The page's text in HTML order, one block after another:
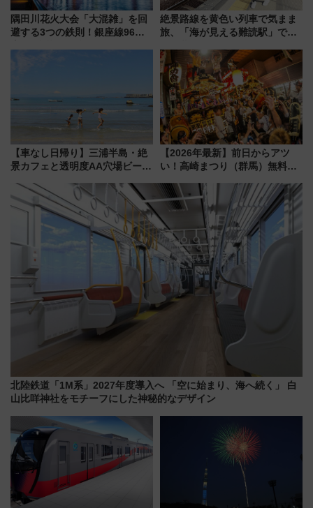
隅田川花火大会「大混雑」を回
避する3つの鉄則！銀座線96本
ツリー駅の規制まとめ 7/25開催
絶景路線を黄色い列車で気まま
旅、「海が見える難読駅」で幸
「新・鉄道ひとり旅」279回目
の舞台は「島原鉄道」
【車なし日帰り】三浦半島・絶
景カフェと透明度AA穴場ビーチ
用してストレスフリー旅へ行こ
う！
【2026年最新】前日からアツ
い！高崎まつり（群馬）無料観
しまで
北陸鉄道「1M系」2027年度導入へ 「空に始まり、海へ続く」 白
山比咩神社をモチーフにした神秘的なデザイン